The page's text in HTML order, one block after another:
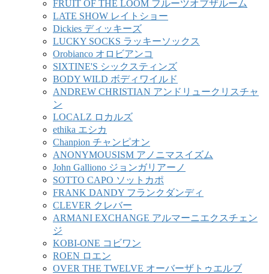
FRUIT OF THE LOOM フルーツオブザルーム
LATE SHOW レイトショー
Dickies ディッキーズ
LUCKY SOCKS ラッキーソックス
Orobianco オロビアンコ
SIXTINE'S シックスティンズ
BODY WILD ボディワイルド
ANDREW CHRISTIAN アンドリュークリスチャ
ン
LOCALZ ロカルズ
ethika エシカ
Chanpion チャンピオン
ANONYMOUSISM アノニマスイズム
John Galliono ジョンガリアーノ
SOTTO CAPO ソットカポ
FRANK DANDY フランクダンディ
CLEVER クレバー
ARMANI EXCHANGE アルマーニエクスチェン
ジ
KOBI-ONE コビワン
ROEN ロエン
OVER THE TWELVE オーバーザトゥエルブ